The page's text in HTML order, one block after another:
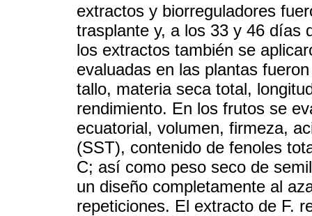
extractos y biorreguladores
trasplante y, a los 33 y 46 días
los extractos también se
evaluadas en las plantas
tallo, materia seca total,
rendimiento. En los frutos se
ecuatorial, volumen, firmeza,
(SST), contenido de fenoles
C; así como peso seco de
un diseño completamente al
repeticiones. El extracto de F.